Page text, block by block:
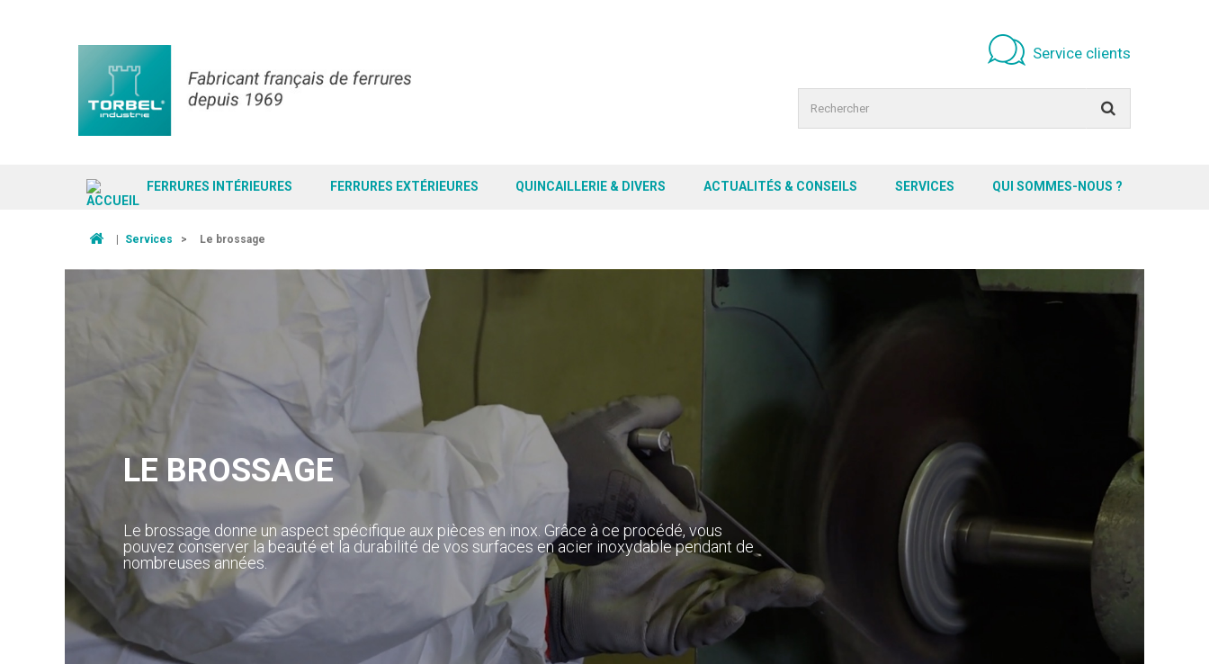
Service clients
FERRURES INTÉRIEURES FERRURES EXTÉRIEURES QUINCAILLERIE & DIVERS ACTUALITÉS & CONSEILS SERVICES QUI SOMMES-NOUS ?
Services > Le brossage
LE BROSSAGE
Le brossage donne un aspect spécifique aux pièces en inox. Grâce à ce procédé, vous
pouvez conserver la beauté et la durabilité de vos surfaces en acier inoxydable pendant de
nombreuses années.